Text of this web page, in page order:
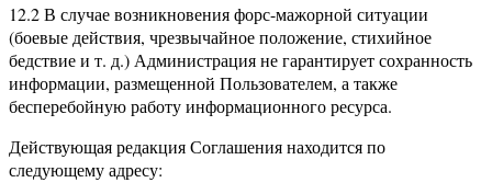
12.2 В случае возникновения форс-мажорной ситуации
(боевые действия, чрезвычайное положение, стихийное
бедствие и т. д.) Администрация не гарантирует сохранность
информации, размещенной Пользователем, а также
бесперебойную работу информационного ресурса.
Действующая редакция Соглашения находится по
следующему адресу: